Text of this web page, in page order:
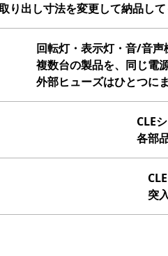
取り出し寸法を変更して納品し
回転灯・表示灯・音/音声
複数台の製品を、同じ電
外部ヒューズはひとつに
CLE
各部
突